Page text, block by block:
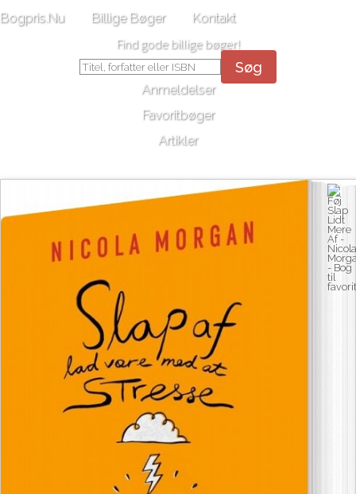
Bogpris.Nu Billige Bøger Kontakt
Find gode billige bøger!
Søg
Anmeldelser
Favoritbøger
Artikler